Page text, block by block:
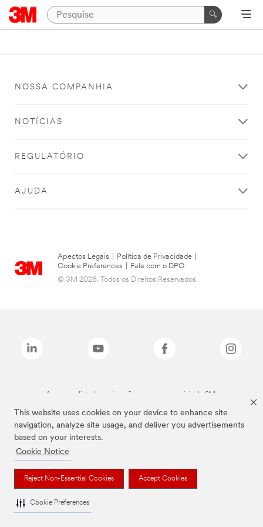
This website uses cookies on your device to enhance site
navigation, analyze site usage, and deliver you advertisements
based on your interests.
Cookie Notice
Reject Non-Essential Cookies Accept Cookies
Cookie Preferences
NOSSA COMPANHIA
NOTÍCIAS
REGULATÓRIO
AJUDA
Apectos Legais Política de Privacidade
Cookie Preferences
Fale com o DPO
© 3M 2026. Todos os Direitos Reservados.
As marcas listadas a cima são marcas comerciais da 3M.